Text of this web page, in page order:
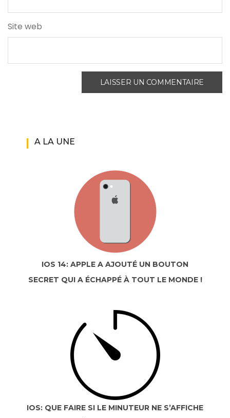
Site web
A LA UNE
IOS 14: APPLE A AJOUTÉ UN BOUTON
SECRET QUI A ÉCHAPPÉ À TOUT LE MONDE !
IOS: QUE FAIRE SI LE MINUTEUR NE S’AFFICHE